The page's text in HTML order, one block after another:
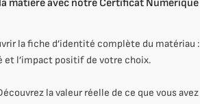
matière avec notre Certificat Numérique
la fiche d’identité complète du matériau :
l’impact positif de votre choix.
la valeur réelle de ce que vous avez